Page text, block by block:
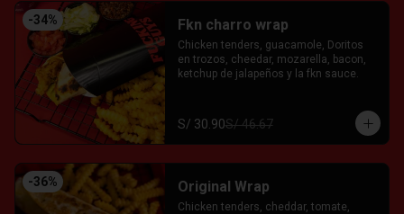
-34% Fkn charro wrap
Chicken tenders, guacamole, Doritos
en trozos, cheedar, mozarella, bacon,
ketchup de jalapeños y la fkn sauce.
S/ 30.90S/ 46.67
-36% Original Wrap
Chicken tenders, cheddar, tomate,